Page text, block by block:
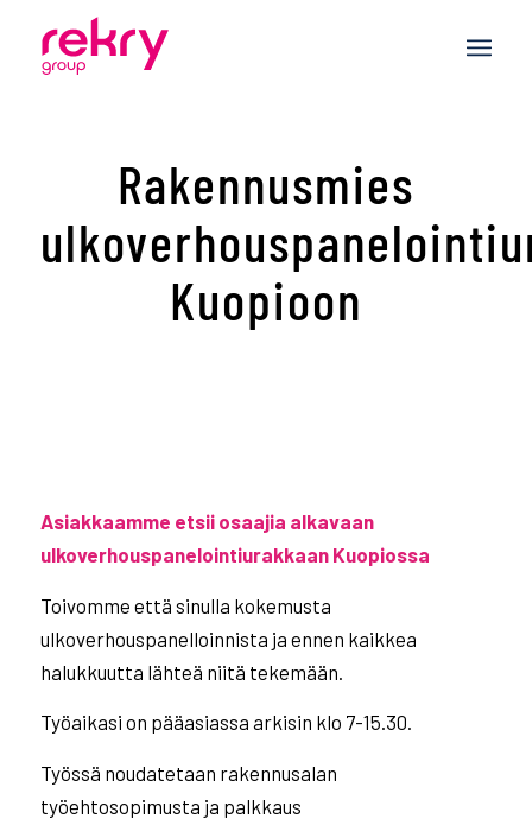
Rakennusmies
Kuopioon
Asiakkaamme etsii osaajia alkavaan
ulkoverhouspanelointiurakkaan Kuopiossa
Toivomme että sinulla kokemusta
ulkoverhouspanelloinnista ja ennen kaikkea
halukkuutta lähteä niitä tekemään.
Työaikasi on pääasiassa arkisin klo 7-15.30.
Työssä noudatetaan rakennusalan
työehtosopimusta ja palkkaus